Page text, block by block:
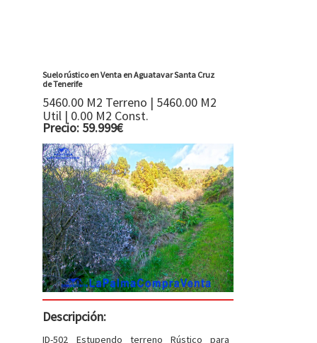
Suelo rústico en Venta en Aguatavar Santa Cruz
de Tenerife
5460.00 M2 Terreno | 5460.00 M2
Util | 0.00 M2 Const.
Precio: 59.999€
Descripción:
ID-502 Estupendo terreno Rústico para